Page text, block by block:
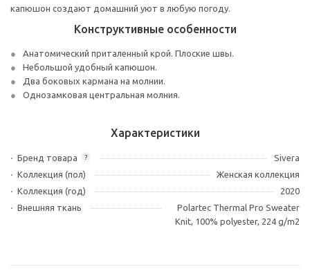
капюшон создают домашний уют в любую погоду.
Конструктивные особенности
Анатомический приталенный крой. Плоские швы.
Небольшой удобный капюшон.
Два боковых кармана на молнии.
Однозамковая центральная молния.
Характеристики
?
Бренд товара
Sivera
Коллекция (пол)
Женская коллекция
Коллекция (год)
2020
Внешняя ткань
Polartec Thermal Pro Sweater
Knit, 100% polyester, 224 g/m2